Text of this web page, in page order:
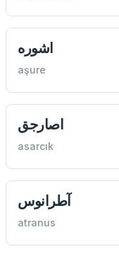
اشوره
aşure
اصارجق
asarcık
آطرانوس
atranus